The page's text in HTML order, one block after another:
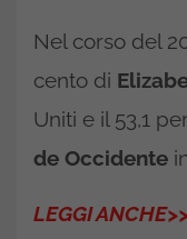
Nel corso del
cento di
Uniti e il 53,1
de Occidente
LEGGI